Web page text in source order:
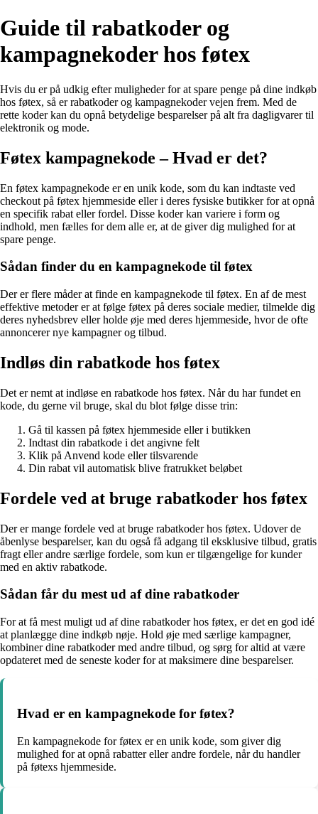
Guide til rabatkoder og
kampagnekoder hos føtex
Hvis du er på udkig efter muligheder for at spare penge på dine indkøb
hos føtex, så er rabatkoder og kampagnekoder vejen frem. Med de
rette koder kan du opnå betydelige besparelser på alt fra dagligvarer til
elektronik og mode.
Føtex kampagnekode – Hvad er det?
En føtex kampagnekode er en unik kode, som du kan indtaste ved
checkout på føtex hjemmeside eller i deres fysiske butikker for at opnå
en specifik rabat eller fordel. Disse koder kan variere i form og
indhold, men fælles for dem alle er, at de giver dig mulighed for at
spare penge.
Sådan finder du en kampagnekode til føtex
Der er flere måder at finde en kampagnekode til føtex. En af de mest
effektive metoder er at følge føtex på deres sociale medier, tilmelde dig
deres nyhedsbrev eller holde øje med deres hjemmeside, hvor de ofte
annoncerer nye kampagner og tilbud.
Indløs din rabatkode hos føtex
Det er nemt at indløse en rabatkode hos føtex. Når du har fundet en
kode, du gerne vil bruge, skal du blot følge disse trin:
Gå til kassen på føtex hjemmeside eller i butikken
Indtast din rabatkode i det angivne felt
Klik på Anvend kode eller tilsvarende
Din rabat vil automatisk blive fratrukket beløbet
Fordele ved at bruge rabatkoder hos føtex
Der er mange fordele ved at bruge rabatkoder hos føtex. Udover de
åbenlyse besparelser, kan du også få adgang til eksklusive tilbud, gratis
fragt eller andre særlige fordele, som kun er tilgængelige for kunder
med en aktiv rabatkode.
Sådan får du mest ud af dine rabatkoder
For at få mest muligt ud af dine rabatkoder hos føtex, er det en god idé
at planlægge dine indkøb nøje. Hold øje med særlige kampagner,
kombiner dine rabatkoder med andre tilbud, og sørg for altid at være
opdateret med de seneste koder for at maksimere dine besparelser.
Hvad er en kampagnekode for føtex?
En kampagnekode for føtex er en unik kode, som giver dig
mulighed for at opnå rabatter eller andre fordele, når du handler
på føtexs hjemmeside.